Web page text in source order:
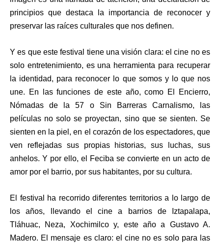
principios que destaca la importancia de reconocer y
preservar las raíces culturales que nos definen.
Y es que este festival tiene una visión clara: el cine no es
solo entretenimiento, es una herramienta para recuperar
la identidad, para reconocer lo que somos y lo que nos
une. En las funciones de este año, como El Encierro,
Nómadas de la 57 o Sin Barreras Carnalismo, las
películas no solo se proyectan, sino que se sienten. Se
sienten en la piel, en el corazón de los espectadores, que
ven reflejadas sus propias historias, sus luchas, sus
anhelos. Y por ello, el Feciba se convierte en un acto de
amor por el barrio, por sus habitantes, por su cultura.
El festival ha recorrido diferentes territorios a lo largo de
los años, llevando el cine a barrios de Iztapalapa,
Tláhuac, Neza, Xochimilco y, este año a Gustavo A.
Madero. El mensaje es claro: el cine no es solo para las